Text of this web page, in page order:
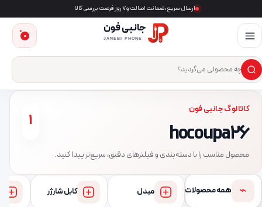
ارسال سریع، ضمانت اصالت و ۷ روز فرصت بررسی کالا
جانبی فون
JANEBI PHONE
جست‌وجوی محصول
×
0
کاتالوگ جانبی فون
hoco upa26
محصول مناسب را با دسته‌بندی و فیلترهای دقیق، سریع‌تر پیدا کنید.
1
⌁ همه محصولات مبدل کابل شارژر